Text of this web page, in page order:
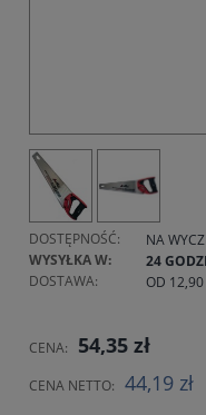
DOSTĘPNOŚĆ:
NA
WYSYŁKA W:
24
DOSTAWA:
OD 12,90
CENA NIE ZAWIERA
CENA: 54,35 zł
CENA NETTO: 44,19 zł